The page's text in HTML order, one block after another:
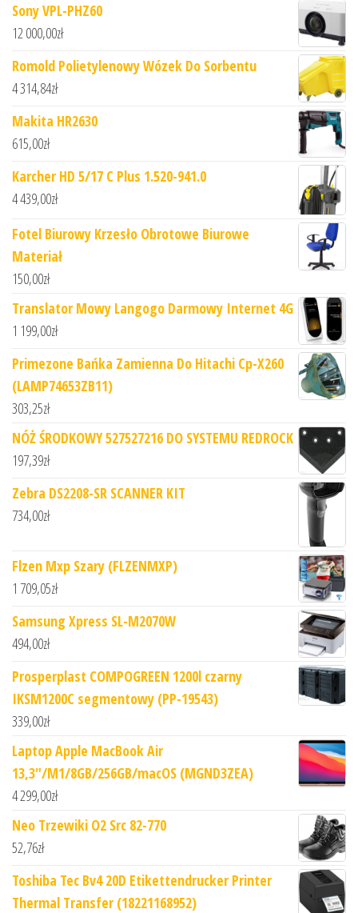
Sony VPL-PHZ60
12 000,00zł
Romold Polietylenowy Wózek Do Sorbentu
4 314,84zł
Makita HR2630
615,00zł
Karcher HD 5/17 C Plus 1.520-941.0
4 439,00zł
Fotel Biurowy Krzesło Obrotowe Biurowe
Materiał
150,00zł
Translator Mowy Langogo Darmowy Internet 4G
1 199,00zł
Primezone Bańka Zamienna Do Hitachi Cp-X260
(LAMP74653ZB11)
303,25zł
NÓŻ ŚRODKOWY 527527216 DO SYSTEMU REDROCK
197,39zł
Zebra DS2208-SR SCANNER KIT
734,00zł
Flzen Mxp Szary (FLZENMXP)
1 709,05zł
Samsung Xpress SL-M2070W
494,00zł
Prosperplast COMPOGREEN 1200l czarny
IKSM1200C segmentowy (PP-19543)
339,00zł
Laptop Apple MacBook Air
13,3"/M1/8GB/256GB/macOS (MGND3ZEA)
4 299,00zł
Neo Trzewiki O2 Src 82-770
52,76zł
Toshiba Tec Bv4 20D Etikettendrucker Printer
Thermal Transfer (18221168952)